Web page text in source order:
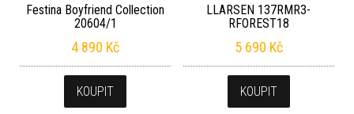
Festina Boyfriend Collection
20604/1
4 890 Kč
KOUPIT
LLARSEN 137RMR3-
RFOREST18
5 690 Kč
KOUPIT